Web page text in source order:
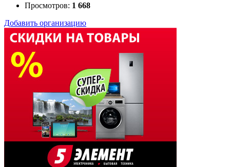
Просмотров: 1 668
Добавить организацию